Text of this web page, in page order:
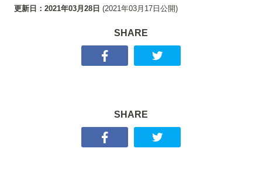
更新日： 2021年03月28日 (2021年03月17日 公開)
SHARE
SHARE